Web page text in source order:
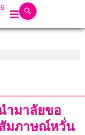
ำมาลัยขอ
สัมภาษณ์หวั่น